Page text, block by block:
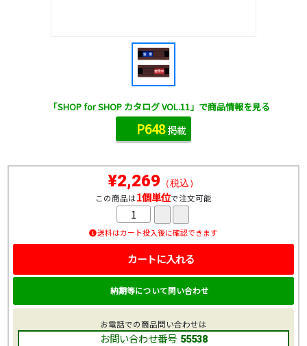
¥2,269 （税込）
この商品は1個単位で注文可能
送料はカート投入後に確認できます
カートに入れる
納期等について問い合わせ
お電話での商品問い合わせは
お問い合わせ番号 55538
「SHOP for SHOP カタログ VOL.11」で商品情報を見る
P648掲載